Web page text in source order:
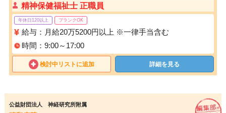
精神保健福祉士 正職員
年休日120以上 ブランクOK
給与：月給20万5200円以上 ※一律手当含む
時間：9:00～17:00
検討中リストに追加 詳細を見る
公益財団法人 神経研究所附属